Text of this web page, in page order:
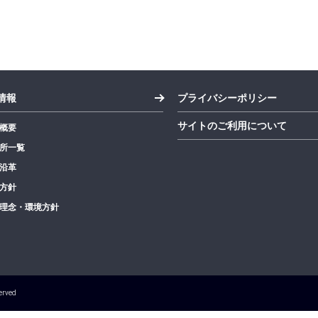
報
要
一覧
革
針
念・環境方針
プライバシーポリシー
サイトのご利用について